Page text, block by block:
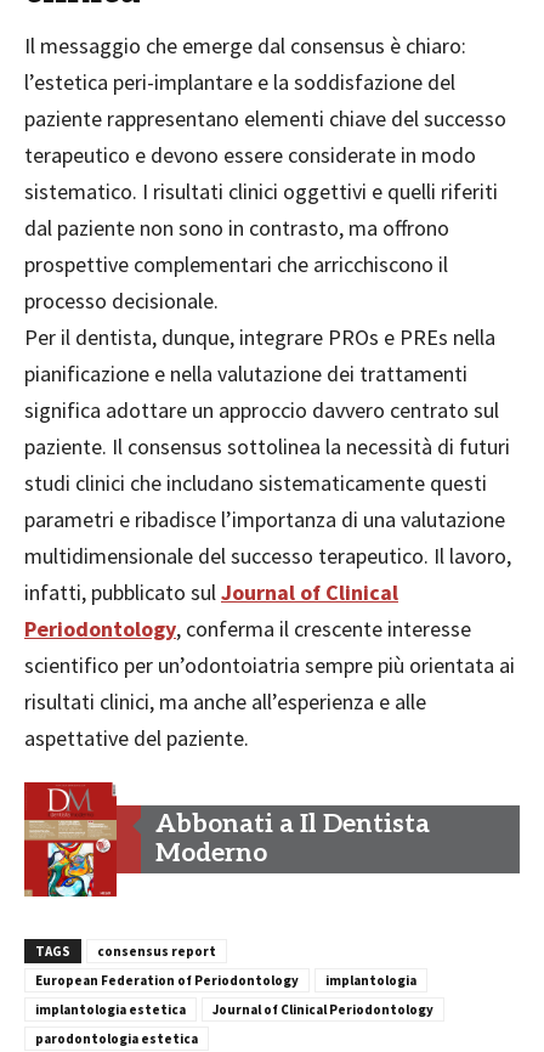
Il messaggio che emerge dal consensus è chiaro:
l’estetica peri-implantare e la soddisfazione del
paziente rappresentano elementi chiave del successo
terapeutico e devono essere considerate in modo
sistematico. I risultati clinici oggettivi e quelli riferiti
dal paziente non sono in contrasto, ma offrono
prospettive complementari che arricchiscono il
processo decisionale.
Per il dentista, dunque, integrare PROs e PREs nella
pianificazione e nella valutazione dei trattamenti
significa adottare un approccio davvero centrato sul
paziente. Il consensus sottolinea la necessità di futuri
studi clinici che includano sistematicamente questi
parametri e ribadisce l’importanza di una valutazione
multidimensionale del successo terapeutico. Il lavoro,
infatti, pubblicato sulJournal of Clinical
Periodontology, conferma il crescente interesse
scientifico per un’odontoiatria sempre più orientata ai
risultati clinici, ma anche all’esperienza e alle
aspettative del paziente.
Abbonati a Il Dentista
Moderno
TAGS
consensus report
European Federation of Periodontology
implantologia
implantologia estetica
Journal of Clinical Periodontology
parodontologia estetica